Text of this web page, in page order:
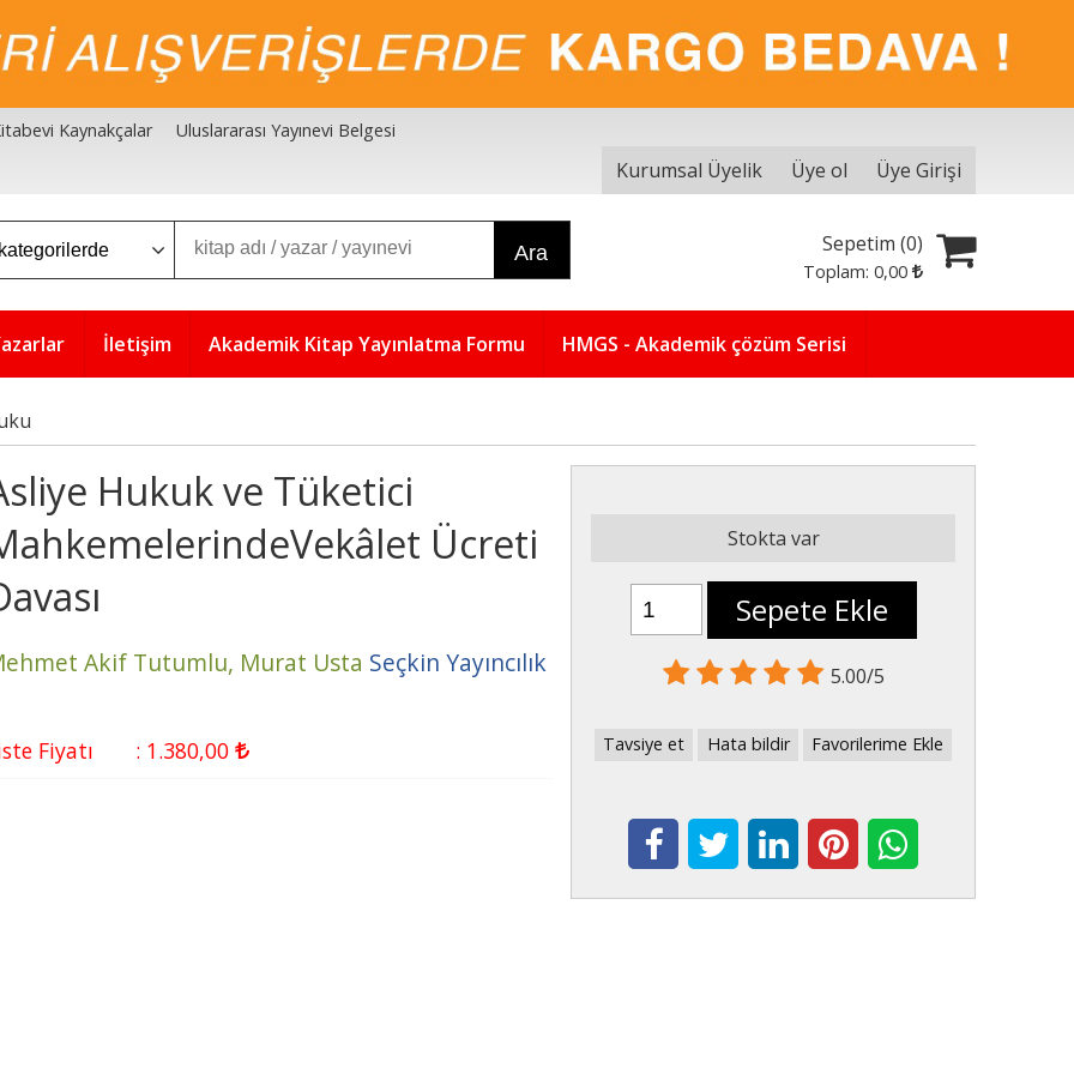
Kaynakçalar Uluslararası Yayınevi Belgesi
Kurumsal Üyelik Üye ol Üye Girişi
Ara Sepetim (0)
Toplam:0,00
İletişim Akademik Kitap Yayınlatma Formu HMGS - Akademik çözüm Serisi
Hukuk ve Tüketici
Ücreti
Akif Tutumlu, Murat Usta Seçkin Yayıncılık
Fiyatı : 1.380,00
Stokta var
Sepete Ekle
5.00/5
Tavsiye et Hata bildir Favorilerime Ekle